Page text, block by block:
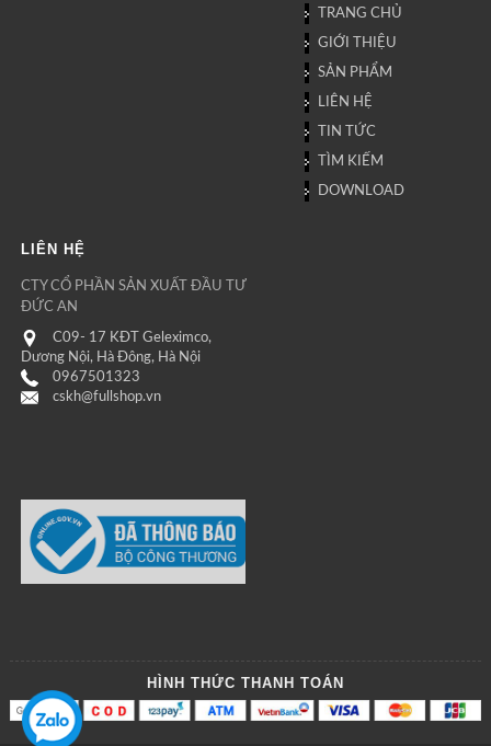
TRANG CHỦ
GIỚI THIỆU
SẢN PHẨM
LIÊN HỆ
TIN TỨC
TÌM KIẾM
DOWNLOAD
LIÊN HỆ
CTY CỔ PHẦN SẢN XUẤT ĐẦU TƯ
ĐỨC AN
C09- 17 KĐT Geleximco,
Dương Nội, Hà Đông, Hà Nội
0967501323
cskh@fullshop.vn
HÌNH THỨC THANH TOÁN